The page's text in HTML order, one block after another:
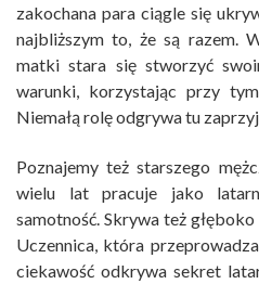
zakochana para ciągle się
najbliższym to, że są razem.
matki stara się stworzyć
warunki, korzystając przy
Niemałą rolę odgrywa tu
Poznajemy też starszego
wielu lat pracuje jako
samotność. Skrywa też głęboko
Uczennica, która
ciekawość odkrywa sekret